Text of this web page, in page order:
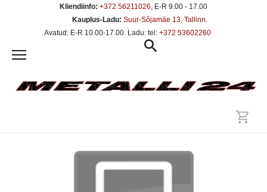
Kliendiinfo: +372 56211026, E-R 9.00 - 17.00
Kauplus-Ladu: Suur-Sõjamäe 13, Tallinn.
Avatud: E-R 10.00-17.00. Ladu: tel: +372 53602260